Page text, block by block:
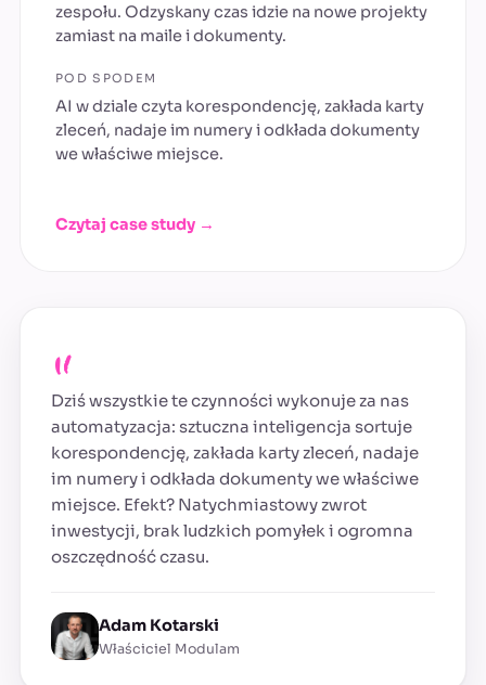
zespołu. Odzyskany czas idzie na nowe projekty
zamiast na maile i dokumenty.
POD SPODEM
AI w dziale czyta korespondencję, zakłada karty
zleceń, nadaje im numery i odkłada dokumenty
we właściwe miejsce.
Czytaj case study →
„
Dziś wszystkie te czynności wykonuje za nas
automatyzacja: sztuczna inteligencja sortuje
korespondencję, zakłada karty zleceń, nadaje
im numery i odkłada dokumenty we właściwe
miejsce. Efekt? Natychmiastowy zwrot
inwestycji, brak ludzkich pomyłek i ogromna
oszczędność czasu.
Adam Kotarski
Właściciel Modulam